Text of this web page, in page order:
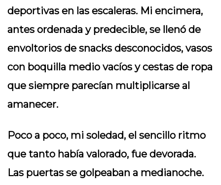
deportivas en las escaleras. Mi encimera,
antes ordenada y predecible, se llenó de
envoltorios de snacks desconocidos, vasos
con boquilla medio vacíos y cestas de ropa
que siempre parecían multiplicarse al
amanecer.
Poco a poco, mi soledad, el sencillo ritmo
que tanto había valorado, fue devorada.
Las puertas se golpeaban a medianoche.